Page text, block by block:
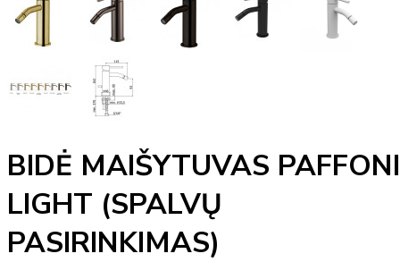
BIDĖ MAIŠYTUVAS PAFFONI
LIGHT (SPALVŲ
PASIRINKIMAS)